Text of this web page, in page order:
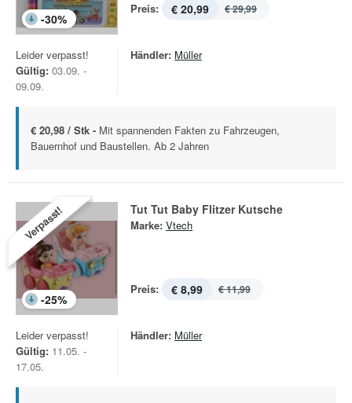
-30%
Preis: € 20,99 € 29,99
Leider verpasst!
Gültig: 03.09. -
09.09.
Händler: Müller
€ 20,98 / Stk - Mit spannenden Fakten zu Fahrzeugen,
Bauernhof und Baustellen. Ab 2 Jahren
Verpasst!
-25%
Tut Tut Baby Flitzer Kutsche
Marke: Vtech
Preis: € 8,99 € 11,99
Leider verpasst!
Gültig: 11.05. -
17.05.
Händler: Müller